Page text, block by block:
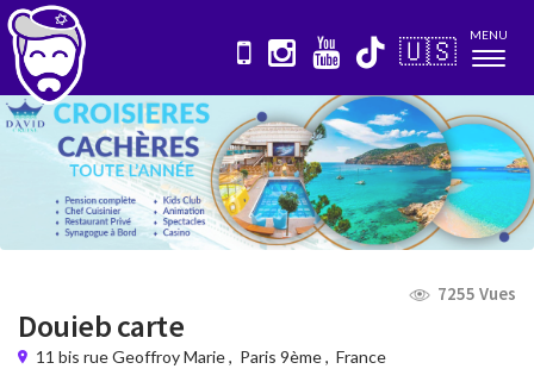
🇺🇸 MENU
Nav
7255 Vues
Douieb carte
11 bis rue Geoffroy Marie, Paris 9ème, France